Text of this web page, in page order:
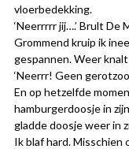
vloerbedekking.
‘Neerrrrr jij….’ Brult
Grommend kruip ik
gespannen. Weer
‘Neerrr! Geen
En op hetzelfde
hamburgerdoosje in
gladde doosje weer in
Ik blaf hard. Misschien